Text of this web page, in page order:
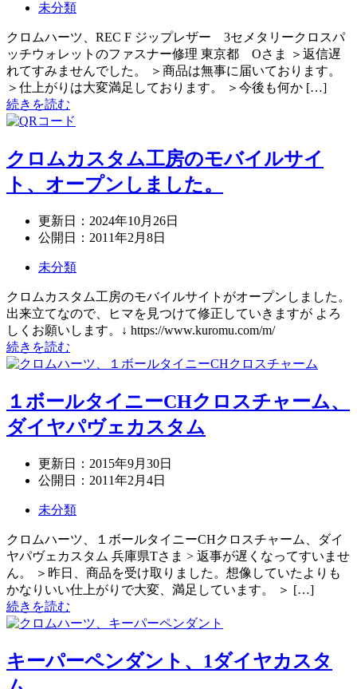
未分類
クロムハーツ、REC F ジップレザー 3セメタリークロスパ
ッチウォレットのファスナー修理 東京都 Oさま ＞返信遅
れてすみませんでした。 ＞商品は無事に届いております。
＞仕上がりは大変満足しております。 ＞今後も何か […]
続きを読む
クロムカスタム工房のモバイルサイ
ト、オープンしました。
更新日： 2024年10月26日
公開日： 2011年2月8日
未分類
クロムカスタム工房のモバイルサイトがオープンしました。
出来立てなので、ヒマを見つけて修正していきますが よろ
しくお願いします。↓ https://www.kuromu.com/m/
続きを読む
１ボールタイニーCHクロスチャーム、
ダイヤパヴェカスタム
更新日： 2015年9月30日
公開日： 2011年2月4日
未分類
クロムハーツ、１ボールタイニーCHクロスチャーム、ダイ
ヤパヴェカスタム 兵庫県Tさま > 返事が遅くなってすいませ
ん。 ＞昨日、商品を受け取りました。想像していたよりも
かなりいい仕上がりで大変、満足しています。 ＞ […]
続きを読む
キーパーペンダント、1ダイヤカスタ